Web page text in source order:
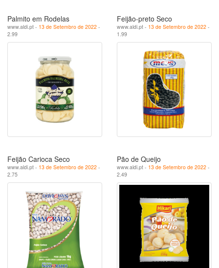
Palmito em Rodelas
www.aldi.pt - 13 de Setembro de 2022 -
2.99
Feijão-preto Seco
www.aldi.pt - 13 de Setembro de 2022 -
1.99
Feijão Carioca Seco
www.aldi.pt - 13 de Setembro de 2022 -
2.75
Pão de Queijo
www.aldi.pt - 13 de Setembro de 2022 -
2.49